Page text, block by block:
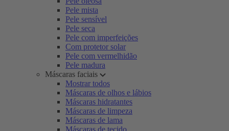
Pele mista
Pele sensível
Pele seca
Pele com imperfeições
Com protetor solar
Pele com vermelhidão
Pele madura
Máscaras faciais
Mostrar todos
Máscaras de olhos e lábios
Máscaras hidratantes
Máscaras de limpeza
Máscaras de lama
Máscaras de tecido